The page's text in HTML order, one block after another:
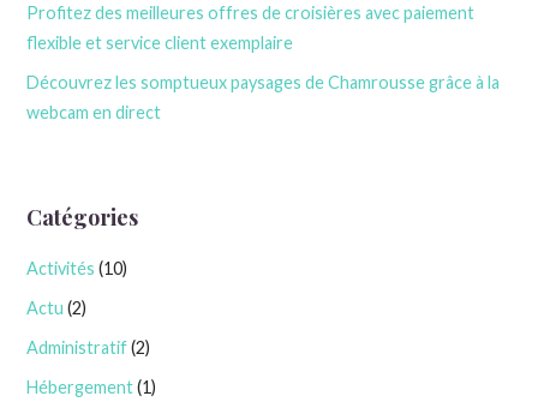
Profitez des meilleures offres de croisières avec paiement
flexible et service client exemplaire
Découvrez les somptueux paysages de Chamrousse grâce à la
webcam en direct
Catégories
Activités (10)
Actu (2)
Administratif(2)
Hébergement(1)